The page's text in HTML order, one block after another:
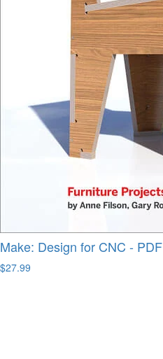
Make: Design for CNC - PDF
$27.99